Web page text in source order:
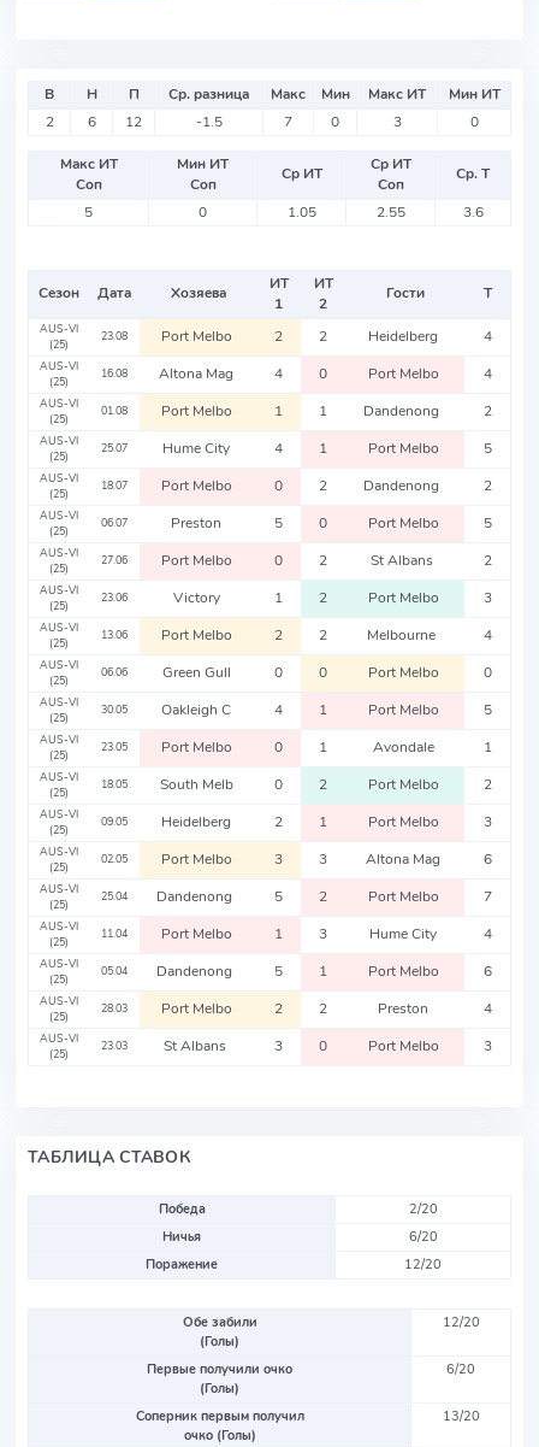
В Н П Ср. разница Макс Мин Макс ИТ
Мин ИТ
2
6 12 -1.5 7 0 3 0
Макс ИТ
Соп
Мин ИТ
Соп
Ср ИТ
Ср ИТ
Соп
Ср. Т
5
0 1.05 2.55 3.6
Сезон Дата Хозяева
ИТ
1
ИТ
2
Гости Т
AUS-VI
(25)
23.08 Port Melbo 2 2 Heidelberg 4
AUS-VI
(25)
16.08 Altona Mag 4 0 Port Melbo 4
AUS-VI
(25)
01.08 Port Melbo 1 1 Dandenong 2
AUS-VI
(25)
25.07 Hume City 4 1 Port Melbo 5
AUS-VI
(25)
18.07 Port Melbo 0 2 Dandenong 2
AUS-VI
(25)
06.07 Preston 5 0 Port Melbo 5
AUS-VI
(25)
27.06 Port Melbo 0 2 St Albans 2
AUS-VI
(25)
23.06 Victory 1 2 Port Melbo 3
AUS-VI
(25)
13.06 Port Melbo 2 2 Melbourne 4
AUS-VI
(25)
06.06 Green Gull 0 0 Port Melbo 0
AUS-VI
(25)
30.05 Oakleigh C 4 1 Port Melbo 5
AUS-VI
(25)
23.05 Port Melbo 0 1 Avondale 1
AUS-VI
(25)
18.05 South Melb 0 2 Port Melbo 2
AUS-VI
(25)
09.05 Heidelberg 2 1 Port Melbo 3
AUS-VI
(25)
02.05 Port Melbo 3 3 Altona Mag 6
AUS-VI
(25)
25.04 Dandenong 5 2 Port Melbo 7
AUS-VI
(25)
11.04 Port Melbo 1 3 Hume City 4
AUS-VI
(25)
05.04 Dandenong 5 1 Port Melbo 6
AUS-VI
(25)
28.03 Port Melbo 2 2 Preston 4
AUS-VI
(25)
23.03 St Albans 3 0 Port Melbo 3
ТАБЛИЦА СТАВОК
Победа
2/20
Ничья
6/20
Поражение
12/20
Обе забили
(Голы)
12/20
Первые получили очко
(Голы)
6/20
Соперник первым получил
очко (Голы)
13/20